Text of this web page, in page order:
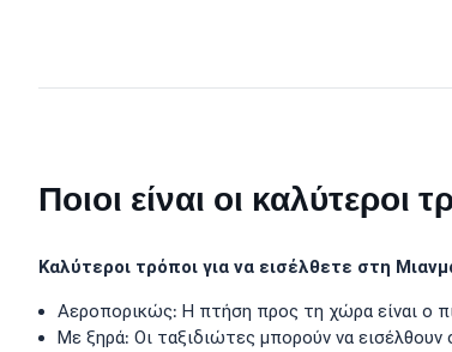
Ποιοι είναι οι
Καλύτεροι τρόποι για να εισέλθετε στη
Αεροπορικώς: Η πτήση προς τη χώρα είναι ο
Με ξηρά: Οι ταξιδιώτες μπορούν να εισέλθουν